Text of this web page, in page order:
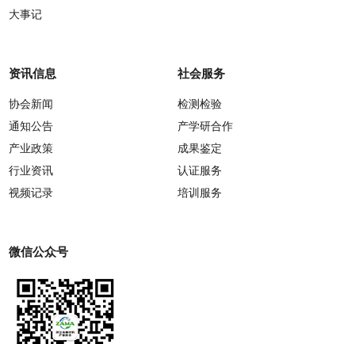
大事记
资讯信息
协会新闻
通知公告
产业政策
行业资讯
视频记录
社会服务
检测检验
产学研合作
成果鉴定
认证服务
培训服务
微信公众号